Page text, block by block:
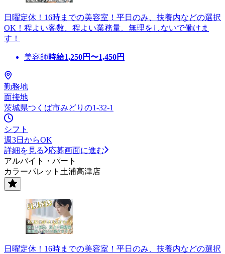
日曜定休！16時までの美容室！平日のみ、扶養内などの選択
OK！程よい客数、程よい業務量、無理をしないで働けま
す！
美容師時給1,250円〜1,450円
勤務地
面接地
茨城県つくば市みどりの1-32-1
シフト
週3日からOK
詳細を見る
応募画面に進む
アルバイト・パート
カラーパレット土浦高津店
日曜定休！16時までの美容室！平日のみ、扶養内などの選択